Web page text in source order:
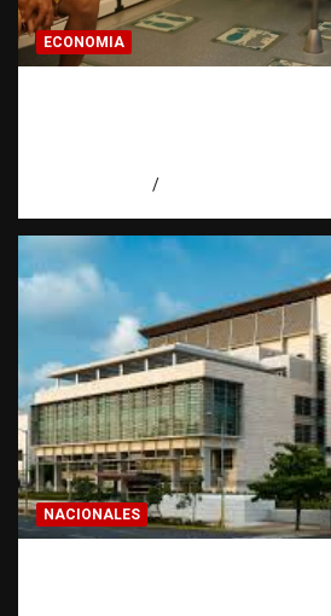
ECONOMIA
NACIONALES